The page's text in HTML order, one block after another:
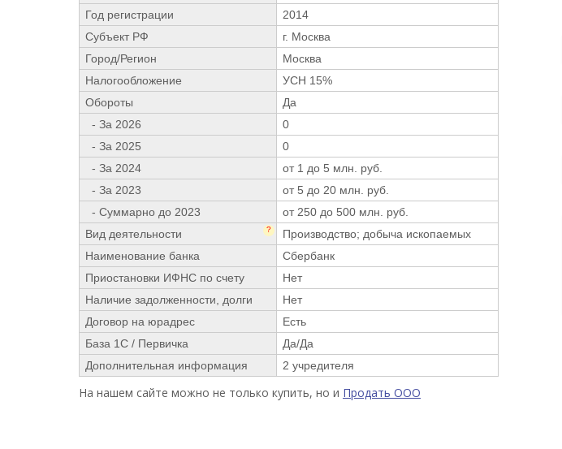
Год регистрации
2014
Субъект РФ
г. Москва
Город/Регион
Москва
Налогообложение
УСН 15%
Обороты
Да
- За 2026
0
- За 2025
0
- За 2024
от 1 до 5 млн. руб.
- За 2023
от 5 до 20 млн. руб.
- Суммарно до 2023
от 250 до 500 млн. руб.
Вид деятельности
?
Производство; добыча ископаемых
Наименование банка
Сбербанк
Приостановки ИФНС по счету
Нет
Наличие задолженности, долги
Нет
Договор на юрадрес
Есть
База 1С / Первичка
Да/Да
Дополнительная информация
2 учредителя
На нашем сайте можно не только купить, но и Продать ООО